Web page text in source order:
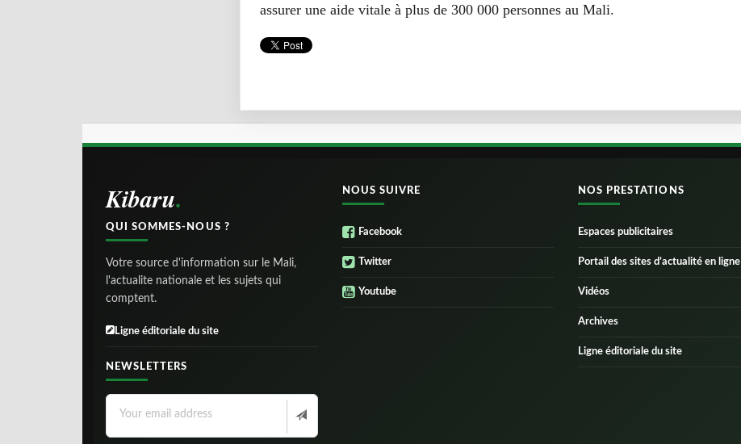
assurer une aide vitale à plus de 300 000 personnes au Mali.
Kibaru
QUI SOMMES-NOUS ?
Votre source d'information sur le Mali,
l'actualite nationale et les sujets qui
comptent.
Ligne éditoriale du site
NEWSLETTERS
NOUS SUIVRE
Facebook
Twitter
Youtube
NOS PRESTATIONS
Espaces publicitaires
Portail des sites d’actualité en ligne
Vidéos
Archives
Ligne éditoriale du site